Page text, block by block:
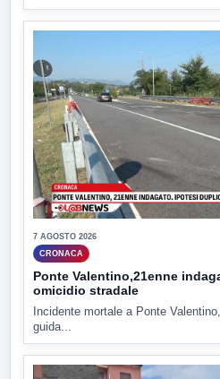
7 AGOSTO 2026
CRONACA
Ponte Valentino,21enne
omicidio stradale
Incidente mortale a Ponte
guida...